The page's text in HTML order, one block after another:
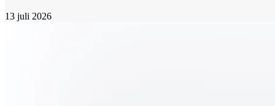
13 juli 2026